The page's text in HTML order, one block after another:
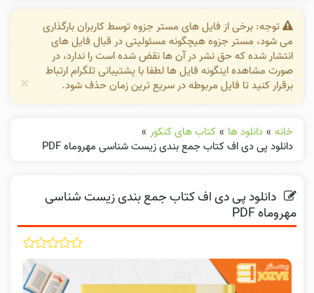
توجه: برخی از فایل های مستر جزوه توسط کاربران بارگذاری
می شود، مستر جزوه هیچگونه مسئولیتی در قبال فایل های
انتشار شده که حق نشر در آن ها نقض شده است را ندارد، در
صورت مشاهده اینگونه فایل ها لطفا با پشتیبانی تلگرام ارتباط
برقرار کنید تا فایل مربوطه در سریع ترین زمان حذف شود.
×
خانه » دانلود ها » کتاب های کنکور »
دانلود پی دی اف کتاب جمع بندی زیست شناسی مهروماه PDF
دانلود پی دی اف کتاب جمع بندی زیست شناسی
مهروماه PDF